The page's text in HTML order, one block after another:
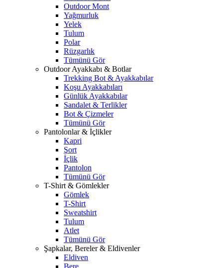
Outdoor Mont
Yağmurluk
Yelek
Tulum
Polar
Rüzgarlık
Tümünü Gör
Outdoor Ayakkabı & Botlar
Trekking Bot & Ayakkabılar
Koşu Ayakkabıları
Günlük Ayakkabılar
Sandalet & Terlikler
Bot & Çizmeler
Tümünü Gör
Pantolonlar & İçlikler
Kapri
Şort
İçlik
Pantolon
Tümünü Gör
T-Shirt & Gömlekler
Gömlek
T-Shirt
Sweatshirt
Tulum
Atlet
Tümünü Gör
Şapkalar, Bereler & Eldivenler
Eldiven
Bere